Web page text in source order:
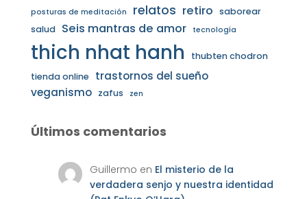
posturas de meditación relatos retiro saborear
salud Seis mantras de amor tecnología
thich nhat hanh
thubten chodron
tienda online trastornos del sueño
veganismo zafus zen
Últimos comentarios
Guillermo en El misterio de la
verdadera senjo y nuestra identidad